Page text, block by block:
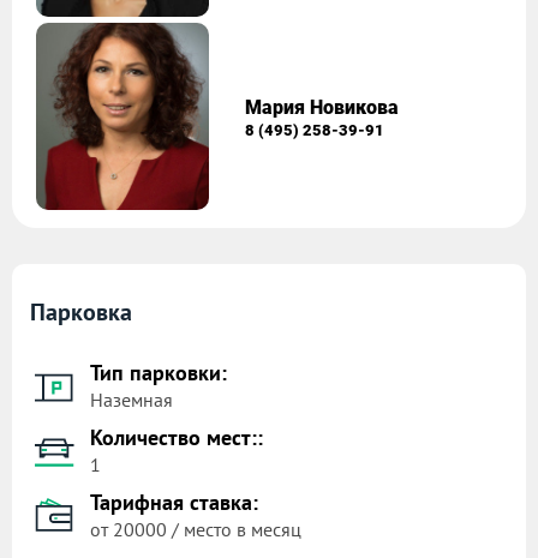
Мария Новикова
8 (495) 258-39-91
Парковка
Тип парковки:
Наземная
Количество мест::
1
Тарифная ставка:
от 20000 / место в месяц